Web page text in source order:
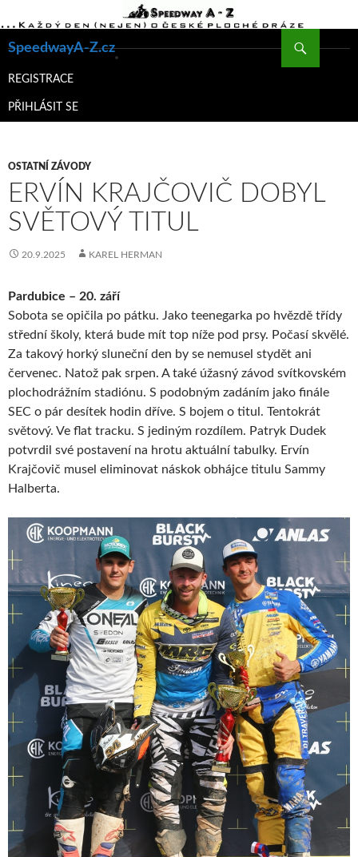
SpeedwayA-Z.cz
K
WEBU
REGISTRACE
PŘIHLÁSIT SE
OSTATNÍ ZÁVODY
ERVÍN KRAJČOVIČ DOBYL
SVĚTOVÝ TITUL
20.9.2025 KAREL HERMAN
Pardubice – 20. září
Sobota se opičila po pátku. Jako teenegarka po hvězdě třídy
střední školy, která bude mít top níže pod prsy. Počasí skvělé.
Za takový horký sluneční den by se nemusel stydět ani
červenec. Natož pak srpen. A také úžasný závod svítkovském
plochodrážním stadiónu. S podobným zadáním jako finále
SEC o pár desítek hodin dříve. S bojem o titul. Tentokrát
světový. Ve flat tracku. S jediným rozdílem. Patryk Dudek
potvrdil své postavení na hrotu aktuální tabulky. Ervín
Krajčovič musel eliminovat náskok obhájce titulu Sammy
Halberta.